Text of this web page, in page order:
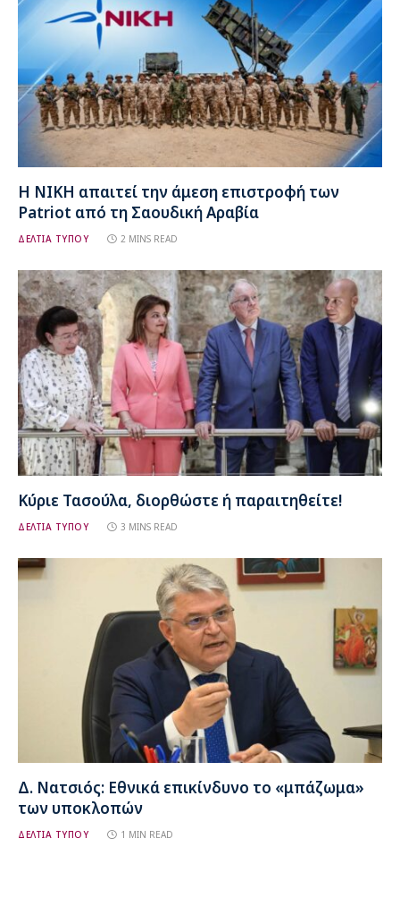
Η ΝΙΚΗ απαιτεί την άμεση επιστροφή των
Patriot από τη Σαουδική Αραβία
ΔΕΛΤΙΑ ΤΥΠΟΥ 2 MINS READ
Κύριε Τασούλα, διορθώστε ή παραιτηθείτε!
ΔΕΛΤΙΑ ΤΥΠΟΥ 3 MINS READ
Δ. Νατσιός: Εθνικά επικίνδυνο το «μπάζωμα»
των υποκλοπών
ΔΕΛΤΙΑ ΤΥΠΟΥ 1 MIN READ